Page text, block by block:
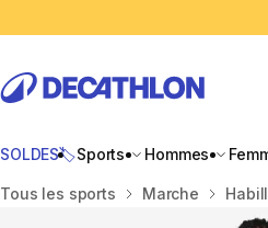
SOLDES🏷️Sports Hommes
Accueil
Tous les sports Marche